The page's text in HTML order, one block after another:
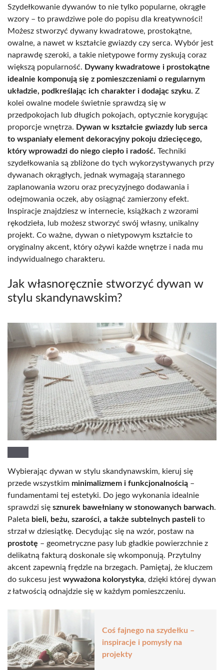
Szydełkowanie dywanów to nie tylko popularne, okrągłe
wzory – to prawdziwe pole do popisu dla kreatywności!
Możesz stworzyć dywany kwadratowe, prostokątne,
owalne, a nawet w kształcie gwiazdy czy serca. Wybór jest
naprawdę szeroki, a takie nietypowe formy zyskują coraz
większą popularność. Dywany kwadratowe i prostokątne
idealnie komponują się z pomieszczeniami o regularnym
układzie, podkreślając ich charakter i dodając szyku. Z
kolei owalne modele świetnie sprawdzą się w
przedpokojach lub długich pokojach, optycznie korygując
proporcje wnętrza. Dywan w kształcie gwiazdy lub serca
to wspaniały element dekoracyjny pokoju dziecięcego,
który wprowadzi do niego ciepło i radość. Techniki
szydełkowania są zbliżone do tych wykorzystywanych przy
dywanach okrągłych, jednak wymagają starannego
zaplanowania wzoru oraz precyzyjnego dodawania i
odejmowania oczek, aby osiągnąć zamierzony efekt.
Inspiracje znajdziesz w internecie, książkach z wzorami
rękodzieła, lub możesz stworzyć swój własny, unikalny
projekt. Co ważne, dywan o nietypowym kształcie to
oryginalny akcent, który ożywi każde wnętrze i nada mu
indywidualnego charakteru.
Jak własnoręcznie stworzyć dywan w
stylu skandynawskim?
Wybierając dywan w stylu skandynawskim, kieruj się
przede wszystkim minimalizmem i funkcjonalnością –
fundamentami tej estetyki. Do jego wykonania idealnie
sprawdzi się sznurek bawełniany w stonowanych barwach.
Paleta bieli, beżu, szarości, a także subtelnych pasteli to
strzał w dziesiątkę. Decydując się na wzór, postaw na
prostotę – geometryczne pasy lub gładkie powierzchnie z
delikatną fakturą doskonale się wkomponują. Przytulny
akcent zapewnią frędzle na brzegach. Pamiętaj, że kluczem
do sukcesu jest wyważona kolorystyka, dzięki której dywan
z łatwością odnajdzie się w każdym pomieszczeniu.
Coś fajnego na szydełku –
inspiracje i pomysły na
projekty